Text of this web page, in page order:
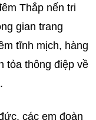
Thắp nến tri
gian trang
tĩnh mịch, hàng
tỏa thông điệp về
các em đoàn